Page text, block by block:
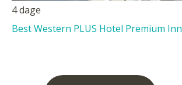
4 dage
Best Western PLUS Hotel Premium Inn